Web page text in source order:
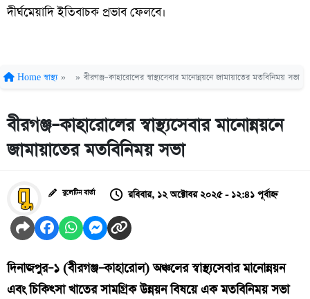
দীর্ঘমেয়াদি ইতিবাচক প্রভাব ফেলবে।
Home স্বাস্থ্য » » বীরগঞ্জ–কাহারোলের স্বাস্থ্যসেবার মানোন্নয়নে জামায়াতের মতবিনিময় সভা
বীরগঞ্জ–কাহারোলের স্বাস্থ্যসেবার মানোন্নয়নে
জামায়াতের মতবিনিময় সভা
বুলেটিন বার্তা রবিবার, ১২ অক্টোবর ২০২৫ - ১২:৪১ পূর্বাহ্ন
দিনাজপুর–১ (বীরগঞ্জ–কাহারোল) অঞ্চলের স্বাস্থ্যসেবার মানোন্নয়ন
এবং চিকিৎসা খাতের সামগ্রিক উন্নয়ন বিষয়ে এক মতবিনিময় সভা